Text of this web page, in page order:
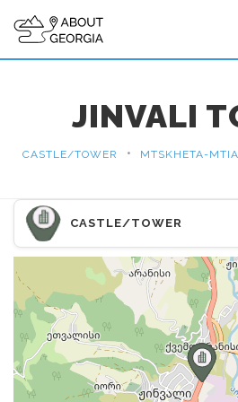
JINVALI
CASTLE/TOWER • MTSKHETA-
CASTLE/TOWER